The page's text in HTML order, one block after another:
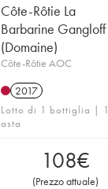
Côte-Rôtie La
Barbarine Gangloff
(Domaine)
Côte-Rôtie AOC
2017
Lotto di 1 bottiglia | 1
asta
108€
(Prezzo attuale)